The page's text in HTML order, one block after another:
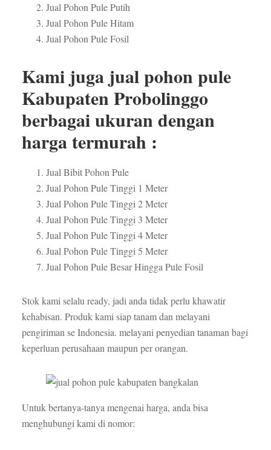
Jual Pohon Pule Putih
Jual Pohon Pule Hitam
Jual Pohon Pule Fosil
Kami juga jual pohon pule
Kabupaten Probolinggo
berbagai ukuran dengan
harga termurah :
Jual Bibit Pohon Pule
Jual Pohon Pule Tinggi 1 Meter
Jual Pohon Pule Tinggi 2 Meter
Jual Pohon Pule Tinggi 3 Meter
Jual Pohon Pule Tinggi 4 Meter
Jual Pohon Pule Tinggi 5 Meter
Jual Pohon Pule Besar Hingga Pule Fosil
Stok kami selalu ready, jadi anda tidak perlu khawatir
kehabisan. Produk kami siap tanam dan melayani
pengiriman se Indonesia. melayani penyedian tanaman bagi
keperluan perusahaan maupun per orangan.
Untuk bertanya-tanya mengenai harga, anda bisa
menghubungi kami di nomor: